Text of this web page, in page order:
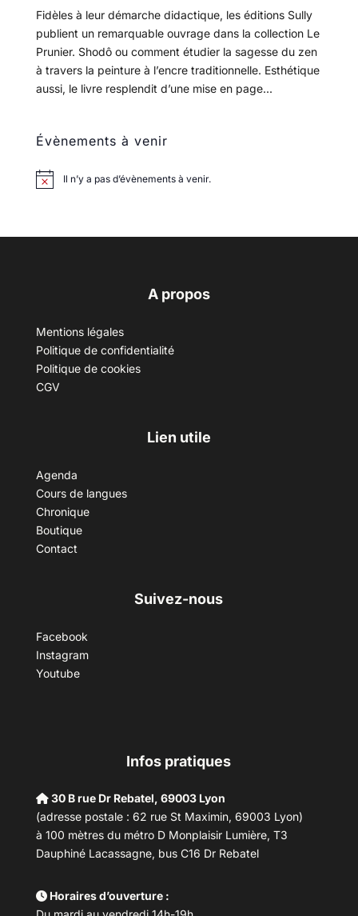
Fidèles à leur démarche didactique, les éditions Sully
publient un remarquable ouvrage dans la collection Le
Prunier. Shodô ou comment étudier la sagesse du zen
à travers la peinture à l’encre traditionnelle. Esthétique
aussi, le livre resplendit d’une mise en page...
Évènements à venir
Il n’y a pas d’évènements à venir.
A propos
Mentions légales
Politique de confidentialité
Politique de cookies
CGV
Lien utile
Agenda
Cours de langues
Chronique
Boutique
Contact
Suivez-nous
Facebook
Instagram
Youtube
Infos pratiques
30 B rue Dr Rebatel, 69003 Lyon
(adresse postale : 62 rue St Maximin, 69003 Lyon)
à 100 mètres du métro D Monplaisir Lumière, T3
Dauphiné Lacassagne, bus C16 Dr Rebatel
Horaires d’ouverture :